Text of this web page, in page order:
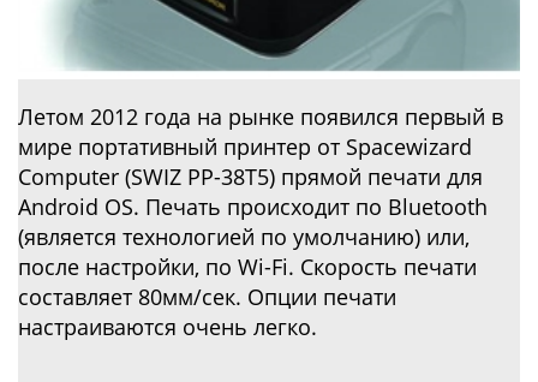
Летом 2012 года на рынке появился первый в
мире портативный принтер от Spacewizard
Computer (SWIZ PP-38T5) прямой печати для
Android OS. Печать происходит по Bluetooth
(является технологией по умолчанию) или,
после настройки, по Wi-Fi. Скорость печати
составляет 80мм/сек. Опции печати
настраиваются очень легко.